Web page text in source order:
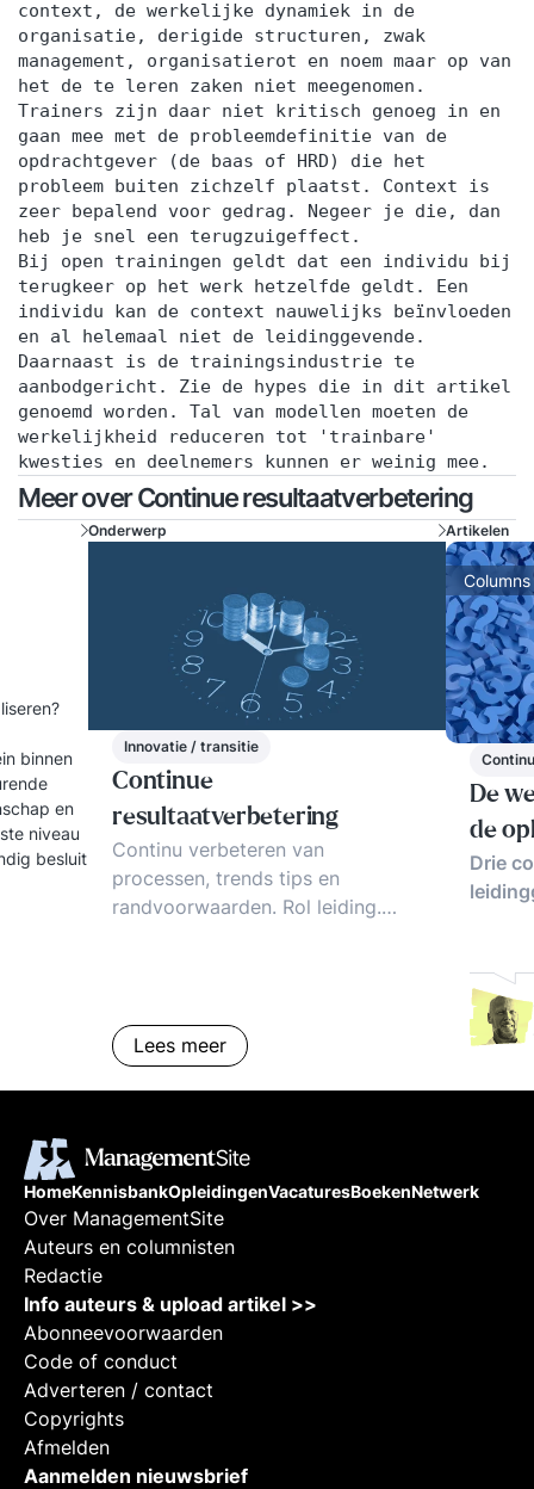
context, de werkelijke dynamiek in de
organisatie, derigide structuren, zwak
management, organisatierot en noem maar op van
het de te leren zaken niet meegenomen.
Trainers zijn daar niet kritisch genoeg in en
gaan mee met de probleemdefinitie van de
opdrachtgever (de baas of HRD) die het
probleem buiten zichzelf plaatst. Context is
zeer bepalend voor gedrag. Negeer je die, dan
heb je snel een terugzuigeffect.
Bij open trainingen geldt dat een individu bij
terugkeer op het werk hetzelfde geldt. Een
individu kan de context nauwelijks beïnvloeden
en al helemaal niet de leidinggevende.
Daarnaast is de trainingsindustrie te
aanbodgericht. Zie de hypes die in dit artikel
genoemd worden. Tal van modellen moeten de
werkelijkheid reduceren tot 'trainbare'
kwesties en deelnemers kunnen er weinig mee.
Meer over Continue resultaatverbetering
binnen
en
niveau
besluit
Onderwerp
Innovatie / transitie
Continue
resultaatverbetering
Continu verbeteren van
processen, trends tips en
randvoorwaarden. Rol leiding.
inzichten.
Lees meer
Artikelen
Columns
De
de
Drie
HomeKennisbankOpleidingenVacaturesBoekenNetwerk
Over ManagementSite
Auteurs en columnisten
Redactie
Info auteurs & upload artikel >>
Abonneevoorwaarden
Code of conduct
Adverteren / contact
Copyrights
Afmelden
Aanmelden nieuwsbrief